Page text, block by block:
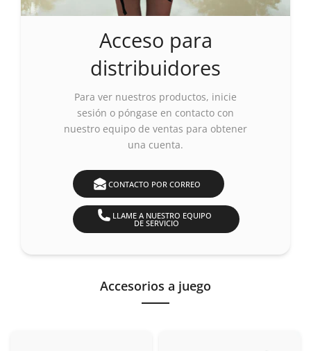
Acceso para
distribuidores
Para ver nuestros productos, inicie
sesión o póngase en contacto con
nuestro equipo de ventas para obtener
una cuenta.
CONTACTO POR CORREO
LLAME A NUESTRO EQUIPO
DE SERVICIO
Accesorios a juego